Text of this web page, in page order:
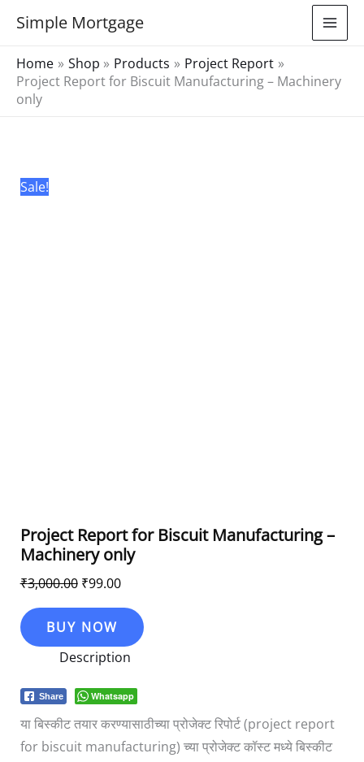
Simple Mortgage
Home Shop Products
Project Report
Project Report for Biscuit Manufacturing – Machinery
only
Sale!
Project Report for Biscuit Manufacturing –
Machinery only
₹3,000.00 ₹99.00
Biscuit
BUY NOW
Description
Share Whatsapp
या बिस्कीट तयार करण्यासाठीच्या प्रोजेक्ट रिपोर्ट (project report
for biscuit manufacturing) च्या प्रोजेक्ट कॉस्ट मध्ये बिस्कीट